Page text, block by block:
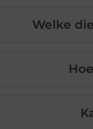
Welke